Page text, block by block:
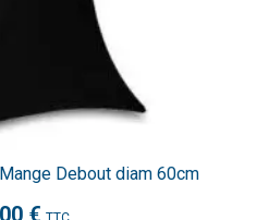
Debout diam 60cm
€